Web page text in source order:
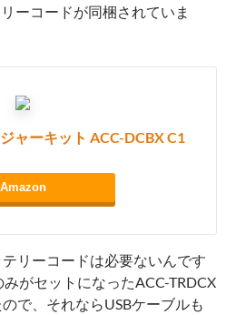
ーコードが同梱されていま
ャーキット ACC-DCBX C1
Amazon
リーコードは必要ないんです
がセットになったACC-TRDCX
で、それならUSBケーブルも